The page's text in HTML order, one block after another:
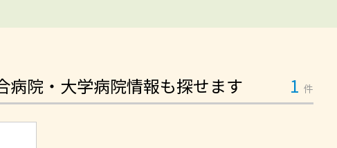
病院・大学病院情報も探せます 1 件